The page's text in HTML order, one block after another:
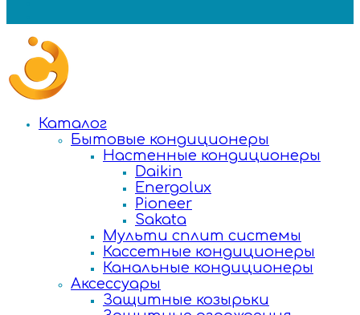
Каталог
Бытовые кондиционеры
Настенные кондиционеры
Daikin
Energolux
Pioneer
Sakata
Мульти сплит системы
Кассетные кондиционеры
Канальные кондиционеры
Аксессуары
Защитные козырьки